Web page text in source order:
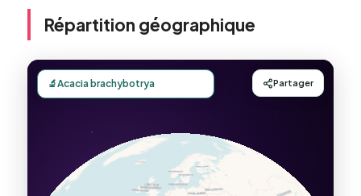
Répartition géographique